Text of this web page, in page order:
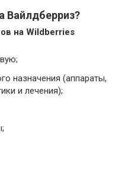
Вайлдберриз?
на Wildberries
назначения (аппараты,
и лечения);